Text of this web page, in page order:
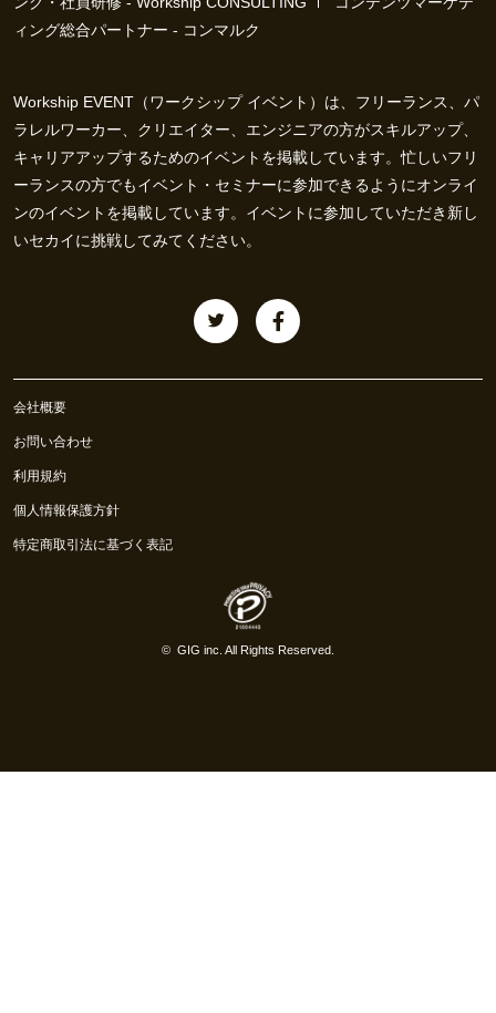
ィング総合パートナー - コンマルク
Workship EVENT（ワークシップ イベント）は、フリーランス、パ
ラレルワーカー、クリエイター、エンジニアの方がスキルアップ、
キャリアアップするためのイベントを掲載しています。忙しいフリ
ーランスの方でもイベント・セミナーに参加できるようにオンライ
ンのイベントを掲載しています。イベントに参加していただき新し
いセカイに挑戦してみてください。
会社概要
お問い合わせ
利用規約
個人情報保護方針
特定商取引法に基づく表記
© GIG inc. All Rights Reserved.